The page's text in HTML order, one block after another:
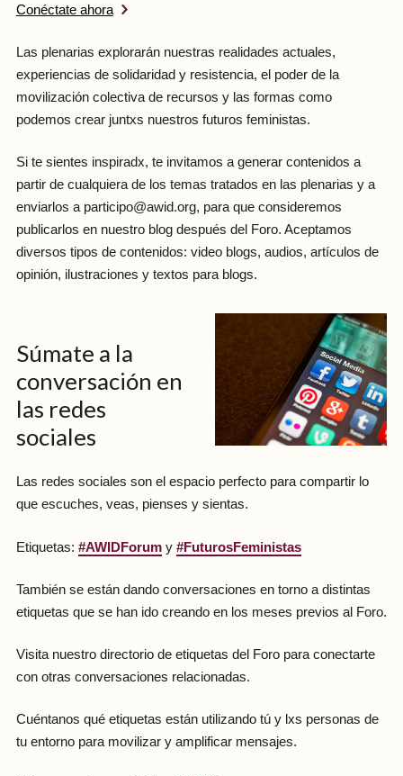
Conéctate ahora
Las plenarias explorarán nuestras realidades actuales,
experiencias de solidaridad y resistencia, el poder de la
movilización colectiva de recursos y las formas como
podemos crear juntxs nuestros futuros feministas.
Si te sientes inspiradx, te invitamos a generar contenidos a
partir de cualquiera de los temas tratados en las plenarias y a
enviarlos a participo@awid.org, para que consideremos
publicarlos en nuestro blog después del Foro. Aceptamos
diversos tipos de contenidos: video blogs, audios, artículos de
opinión, ilustraciones y textos para blogs.
Súmate a la
conversación en
las redes
sociales
Las redes sociales son el espacio perfecto para compartir lo
que escuches, veas, pienses y sientas.
Etiquetas: #AWIDForumy #FuturosFeministas
También se están dando conversaciones en torno a distintas
etiquetas que se han ido creando en los meses previos al Foro.
Visita nuestro directorio de etiquetas del Foro para conectarte
con otras conversaciones relacionadas.
Cuéntanos qué etiquetas están utilizando tú y lxs personas de
tu entorno para movilizar y amplificar mensajes.